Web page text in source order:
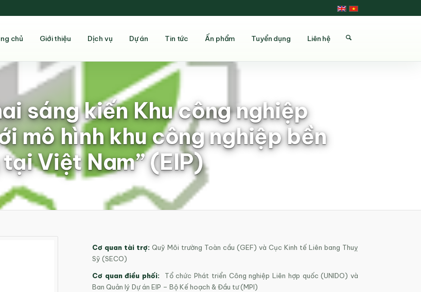
chủ Giới thiệu Dịch vụ Dự án Tin tức Ấn phẩm Tuyển dụng Liên hệ
sáng kiến Khu công nghiệp
mô hình khu công nghiệp bền
Việt Nam” (EIP)
Cơ quan tài trợ: Quỹ Môi trường Toàn cầu (GEF) và Cục Kinh tế Liên bang Thuỵ
Sỹ (SECO)
Cơ quan điều phối:
Tổ chức Phát triển Công nghiệp Liên hợp quốc (UNIDO) và
Ban Quản lý Dự án EIP – Bộ Kế hoạch & Đầu tư (MPI)